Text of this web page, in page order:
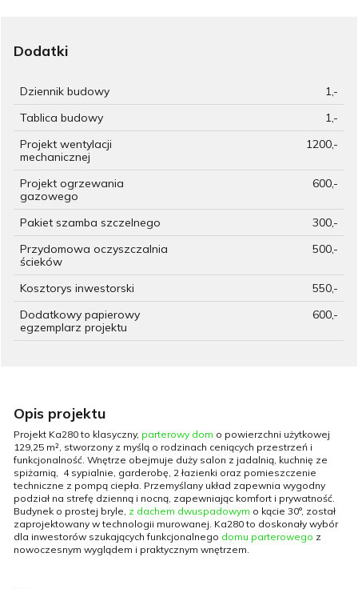
Dodatki
Dziennik budowy
1,-
Tablica budowy
1,-
Projekt wentylacji
mechanicznej
1200,-
Projekt ogrzewania
gazowego
600,-
Pakiet szamba szczelnego
300,-
Przydomowa oczyszczalnia
ścieków
500,-
Kosztorys inwestorski
550,-
Dodatkowy papierowy
egzemplarz projektu
600,-
Opis projektu
Projekt Ka280 to klasyczny, parterowy dom o powierzchni użytkowej
129,25 m², stworzony z myślą o rodzinach ceniących przestrzeń i
funkcjonalność. Wnętrze obejmuje duży salon z jadalnią, kuchnię ze
spiżarnią, 4 sypialnie, garderobę, 2 łazienki oraz pomieszczenie
techniczne z pompą ciepła. Przemyślany układ zapewnia wygodny
podział na strefę dzienną i nocną, zapewniając komfort i prywatność.
Budynek o prostej bryle, z dachem dwuspadowym o kącie 30°, został
zaprojektowany w technologii murowanej. Ka280 to doskonały wybór
dla inwestorów szukających funkcjonalnego domu parterowego z
nowoczesnym wyglądem i praktycznym wnętrzem.